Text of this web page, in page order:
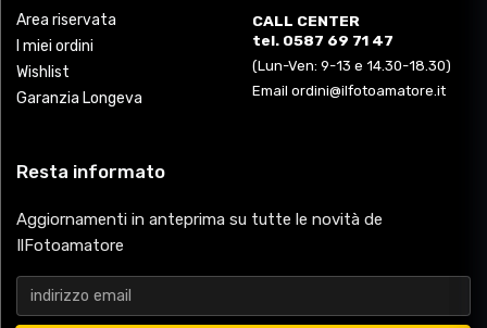
Area riservata
I miei ordini
Wishlist
Garanzia Longeva
CALL CENTER
tel. 0587 69 71 47
(Lun-Ven: 9-13 e 14.30-18.30)
Email ordini@ilfotoamatore.it
Resta informato
Aggiornamenti in anteprima su tutte le novità de
IlFotoamatore